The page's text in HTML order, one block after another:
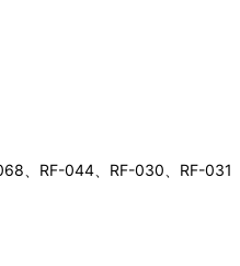
、RF-044、RF-030、RF-031